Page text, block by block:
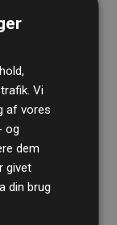
vores
i
Vi
af vores
og
dem
givet
din brug